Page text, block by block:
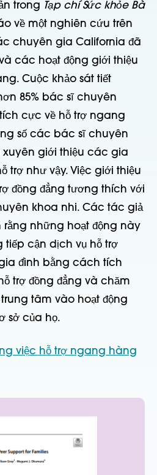
trong Tạp chí Sức khỏe Bà
về một nghiên cứu trên
chuyên gia California đã
các hoạt động giới thiệu
. Cuộc khảo sát tiết
85% bác sĩ chuyên
cực về hỗ trợ ngang
số các bác sĩ chuyên
xuyên giới thiệu các gia
trợ như vậy. Việc giới thiệu
đồng đẳng tương thích với
khoa nhi. Các tác giả
những hoạt động này
tiếp cận dịch vụ hỗ trợ
đình bằng cách tích
trợ đồng đẳng và chăm
tâm vào hoạt động
sở của họ.
việc hỗ trợ ngang hàng